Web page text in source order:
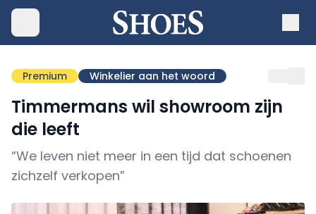
Premium Winkelier aan het woord
Timmermans wil showroom zijn
die leeft
“We leven niet meer in een tijd dat schoenen
zichzelf verkopen”